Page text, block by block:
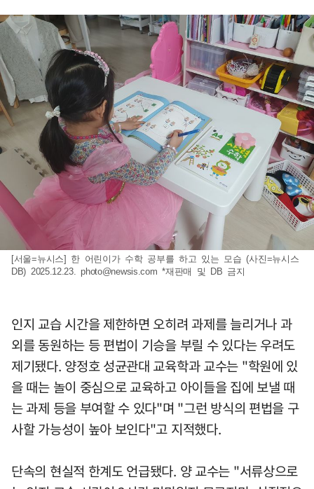
[서울=뉴시스] 한 어린이가 수학 공부를 하고 있는 모습 (사진=뉴시스
DB) 2025.12.23.photo@newsis.com *재판매 및 DB 금지
인지 교습 시간을 제한하면 오히려 과제를 늘리거나 과
외를 동원하는 등 편법이 기승을 부릴 수 있다는 우려도
제기됐다. 양정호 성균관대 교육학과 교수는 "학원에 있
을 때는 놀이 중심으로 교육하고 아이들을 집에 보낼 때
는 과제 등을 부여할 수 있다"며 "그런 방식의 편법을 구
사할 가능성이 높아 보인다"고 지적했다.
단속의 현실적 한계도 언급됐다. 양 교수는 "서류상으로